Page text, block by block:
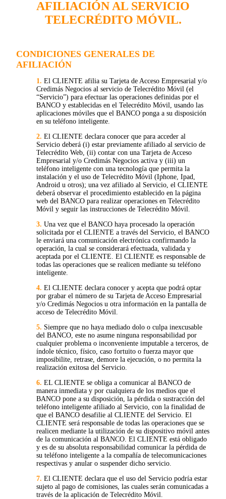
AFILIACIÓN AL SERVICIO
TELECRÉDITO MÓVIL.
CONDICIONES GENERALES DE
AFILIACIÓN
1. El CLIENTE afilia su Tarjeta de Acceso Empresarial y/o
Credimás Negocios al servicio de Telecrédito Móvil (el
“Servicio”) para efectuar las operaciones definidas por el
BANCO y establecidas en el Telecrédito Móvil, usando las
aplicaciones móviles que el BANCO ponga a su disposición
en su teléfono inteligente.
2. El CLIENTE declara conocer que para acceder al
Servicio deberá (i) estar previamente afiliado al servicio de
Telecrédito Web, (ii) contar con una Tarjeta de Acceso
Empresarial y/o Credimás Negocios activa y (iii) un
teléfono inteligente con una tecnología que permita la
instalación y el uso de Telecrédito Móvil (Iphone, Ipad,
Android u otros); una vez afiliado al Servicio, el CLIENTE
deberá observar el procedimiento establecido en la página
web del BANCO para realizar operaciones en Telecrédito
Móvil y seguir las instrucciones de Telecrédito Móvil.
3. Una vez que el BANCO haya procesado la operación
solicitada por el CLIENTE a través del Servicio, el BANCO
le enviará una comunicación electrónica confirmando la
operación, la cual se considerará efectuada, validada y
aceptada por el CLIENTE. El CLIENTE es responsable de
todas las operaciones que se realicen mediante su teléfono
inteligente.
4. El CLIENTE declara conocer y acepta que podrá optar
por grabar el número de su Tarjeta de Acceso Empresarial
y/o Credimás Negocios u otra información en la pantalla de
acceso de Telecrédito Móvil.
5. Siempre que no haya mediado dolo o culpa inexcusable
del BANCO, este no asume ninguna responsabilidad por
cualquier problema o inconveniente imputable a terceros, de
índole técnico, físico, caso fortuito o fuerza mayor que
imposibilite, retrase, demore la ejecución, o no permita la
realización exitosa del Servicio.
6. EL CLIENTE se obliga a comunicar al BANCO de
manera inmediata y por cualquiera de los medios que el
BANCO pone a su disposición, la pérdida o sustracción del
teléfono inteligente afiliado al Servicio, con la finalidad de
que el BANCO desafilie al CLIENTE del Servicio. El
CLIENTE será responsable de todas las operaciones que se
realicen mediante la utilización de su dispositivo móvil antes
de la comunicación al BANCO. El CLIENTE está obligado
y es de su absoluta responsabilidad comunicar la pérdida de
su teléfono inteligente a la compañía de telecomunicaciones
respectivas y anular o suspender dicho servicio.
7. El CLIENTE declara que el uso del Servicio podría estar
sujeto al pago de comisiones, las cuales serán comunicadas a
través de la aplicación de Telecrédito Móvil.